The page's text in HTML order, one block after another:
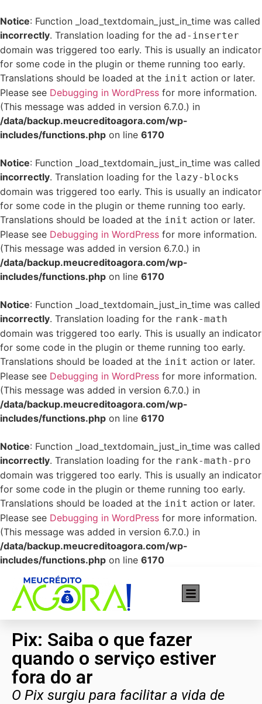
Notice: Function _load_textdomain_just_in_time was called
incorrectly. Translation loading for the ad-inserter
domain was triggered too early. This is usually an indicator
for some code in the plugin or theme running too early.
Translations should be loaded at the init action or later.
Please see Debugging in WordPress for more information.
(This message was added in version 6.7.0.) in
/data/backup.meucreditoagora.com/wp-
includes/functions.php on line 6170
Notice: Function _load_textdomain_just_in_time was called
incorrectly. Translation loading for the lazy-blocks
domain was triggered too early. This is usually an indicator
for some code in the plugin or theme running too early.
Translations should be loaded at the init action or later.
Please see Debugging in WordPress for more information.
(This message was added in version 6.7.0.) in
/data/backup.meucreditoagora.com/wp-
includes/functions.php on line 6170
Notice: Function _load_textdomain_just_in_time was called
incorrectly. Translation loading for the rank-math
domain was triggered too early. This is usually an indicator
for some code in the plugin or theme running too early.
Translations should be loaded at the init action or later.
Please see Debugging in WordPress for more information.
(This message was added in version 6.7.0.) in
/data/backup.meucreditoagora.com/wp-
includes/functions.php on line 6170
Notice: Function _load_textdomain_just_in_time was called
incorrectly. Translation loading for the rank-math-pro
domain was triggered too early. This is usually an indicator
for some code in the plugin or theme running too early.
Translations should be loaded at the init action or later.
Please see Debugging in WordPress for more information.
(This message was added in version 6.7.0.) in
/data/backup.meucreditoagora.com/wp-
includes/functions.php on line 6170
Pix: Saiba o que fazer
quando o serviço estiver
fora do ar
O Pix surgiu para facilitar a vida de